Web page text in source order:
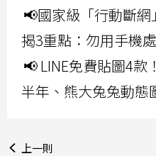
📢國家級「行動斷網
揭3重點：勿用手機
📢 LINE免費貼圖4
半年、熊大兔兔動態
上一則